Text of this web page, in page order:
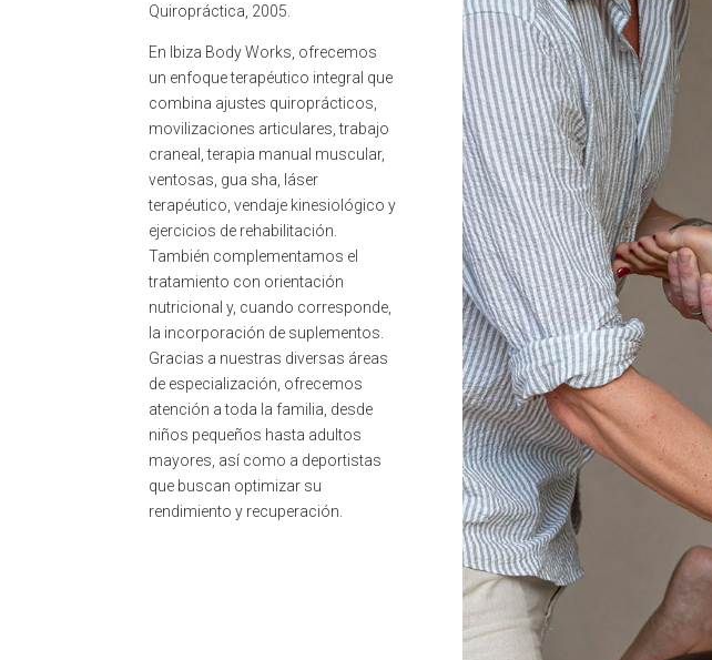
Quiropráctica, 2005.
En Ibiza Body Works, ofrecemos
un enfoque terapéutico integral que
combina ajustes quiroprácticos,
movilizaciones articulares, trabajo
craneal, terapia manual muscular,
ventosas, gua sha, láser
terapéutico, vendaje kinesiológico y
ejercicios de rehabilitación.
También complementamos el
tratamiento con orientación
nutricional y, cuando corresponde,
la incorporación de suplementos.
Gracias a nuestras diversas áreas
de especialización, ofrecemos
atención a toda la familia, desde
niños pequeños hasta adultos
mayores, así como a deportistas
que buscan optimizar su
rendimiento y recuperación.